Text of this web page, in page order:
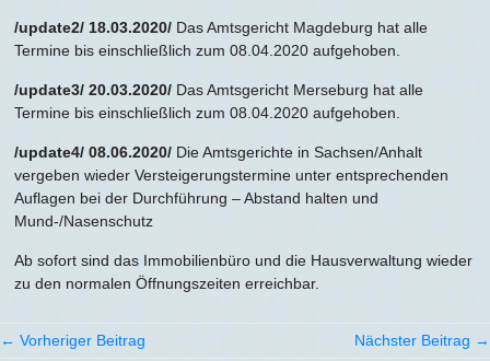
/update2/ 18.03.2020/ Das Amtsgericht Magdeburg hat alle
Termine bis einschließlich zum 08.04.2020 aufgehoben.
/update3/ 20.03.2020/ Das Amtsgericht Merseburg hat alle
Termine bis einschließlich zum 08.04.2020 aufgehoben.
/update4/ 08.06.2020/ Die Amtsgerichte in Sachsen/Anhalt
vergeben wieder Versteigerungstermine unter entsprechenden
Auflagen bei der Durchführung – Abstand halten und
Mund-/Nasenschutz
Ab sofort sind das Immobilienbüro und die Hausverwaltung wieder
zu den normalen Öffnungszeiten erreichbar.
← Vorheriger Beitrag Nächster Beitrag →